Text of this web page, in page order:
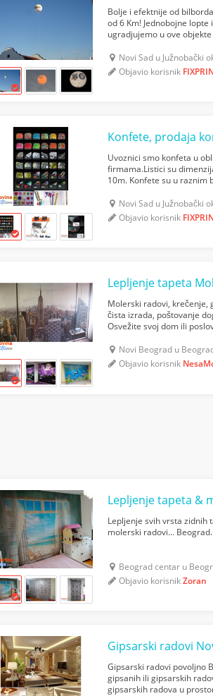
Bolje i efektnije od
od 6 Km! Jednobojne
ugradjujemo u ove
Novi Sad u Južnobački
Objavio korisnik
Konfete, prodaja
Uvoznici smo konfeta u
firmama.Listici su
10m. Konfete su u raznim
Novi Sad u Južnobački
Objavio korisnik
Lepljenje tapeta
Molerski radovi, krečenje,
čista izrada, poštovanje
Osvežite svoj dom ili
Novi Beograd u
Objavio korisnik
Lepljenje tapeta &
Lepljenje svih vrsta zidnih
molerski radovi...
Beograd centar u
Objavio korisnikZoran
Gipsarski radovi
Gipsarski radovi povoljno
gipsanih ili gipsarskih
gipsarskih radova u